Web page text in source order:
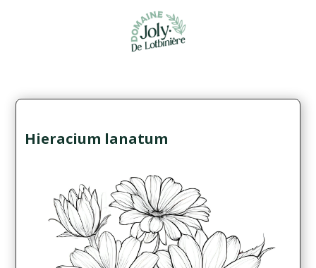
Hieracium lanatum